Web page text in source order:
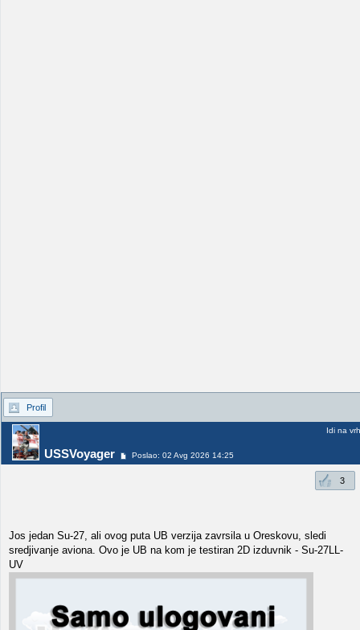
Profil
USSVoyager Poslao: 02 Avg 2026 14:25
Idi na vrh
3
Jos jedan Su-27, ali ovog puta UB verzija zavrsila u Oreskovu, sledi
sredjivanje aviona. Ovo je UB na kom je testiran 2D izduvnik - Su-27LL-
UV